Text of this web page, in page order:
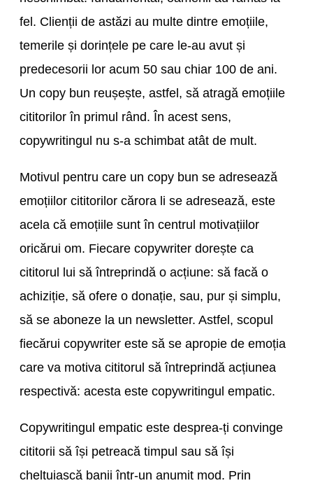
fel. Clienții de astăzi au multe dintre emoțiile,
temerile și dorințele pe care le-au avut și
predecesorii lor acum 50 sau chiar 100 de ani.
Un copy bun reușește, astfel, să atragă emoțiile
cititorilor în primul rând. În acest sens,
copywritingul nu s-a schimbat atât de mult.
Motivul pentru care un copy bun se adresează
emoțiilor cititorilor cărora li se adresează, este
acela că emoțiile sunt în centrul motivațiilor
oricărui om. Fiecare copywriter dorește ca
cititorul lui să întreprindă o acțiune: să facă o
achiziție, să ofere o donație, sau, pur și simplu,
să se aboneze la un newsletter. Astfel, scopul
fiecărui copywriter este să se apropie de emoția
care va motiva cititorul să întreprindă acțiunea
respectivă: acesta este copywritingul empatic.
Copywritingul empatic este desprea-ți convinge
cititorii să își petreacă timpul sau să își
cheltuiască banii într-un anumit mod. Prin